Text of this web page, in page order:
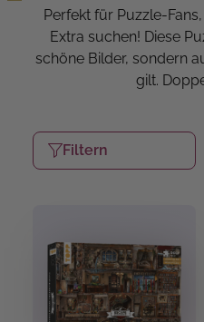
Perfekt für Puzzle-
Extra suchen! Diese
schöne Bilder, sondern
gilt.
Filtern